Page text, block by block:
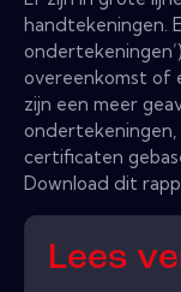
handtekeningen.
overeenkomst of
zijn een meer
certificaten
Download dit
Lees